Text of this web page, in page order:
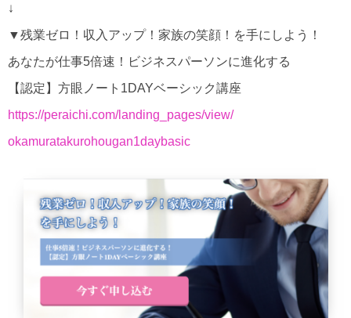
↓
▼残業ゼロ！収入アップ！家族の笑顔！を手にしよう！
あなたが仕事5倍速！ビジネスパーソンに進化する
【認定】方眼ノート1DAYベーシック講座
https://peraichi.com/landing_ pages/view/
okamuratakurohougan1daybasic